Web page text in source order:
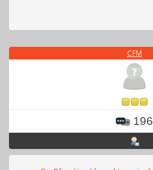
CFM
196